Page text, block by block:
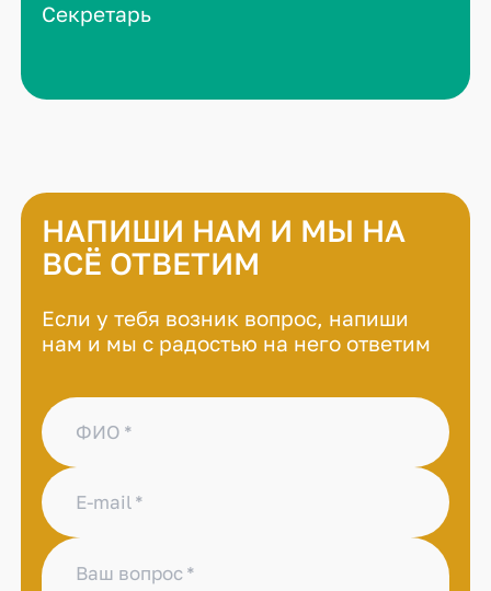
Секретарь
НАПИШИ НАМ И МЫ НА
ВСЁ ОТВЕТИМ
Если у тебя возник вопрос, напиши
нам и мы с радостью на него ответим
ФИО
E-mail
Ваш вопрос